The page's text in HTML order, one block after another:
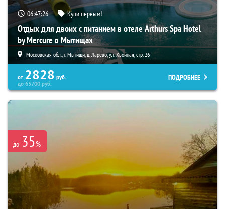
06:47:25 Купи первым!
Отдых для двоих с питанием в отеле Arthurs Spa Hotel
by Mercure в Мытищах
Московская обл., г. Мытищи, д. Ларево, ул. Хвойная, стр. 26
от 2828 руб.
до65700руб.
ПОДРОБНЕЕ
до 35%